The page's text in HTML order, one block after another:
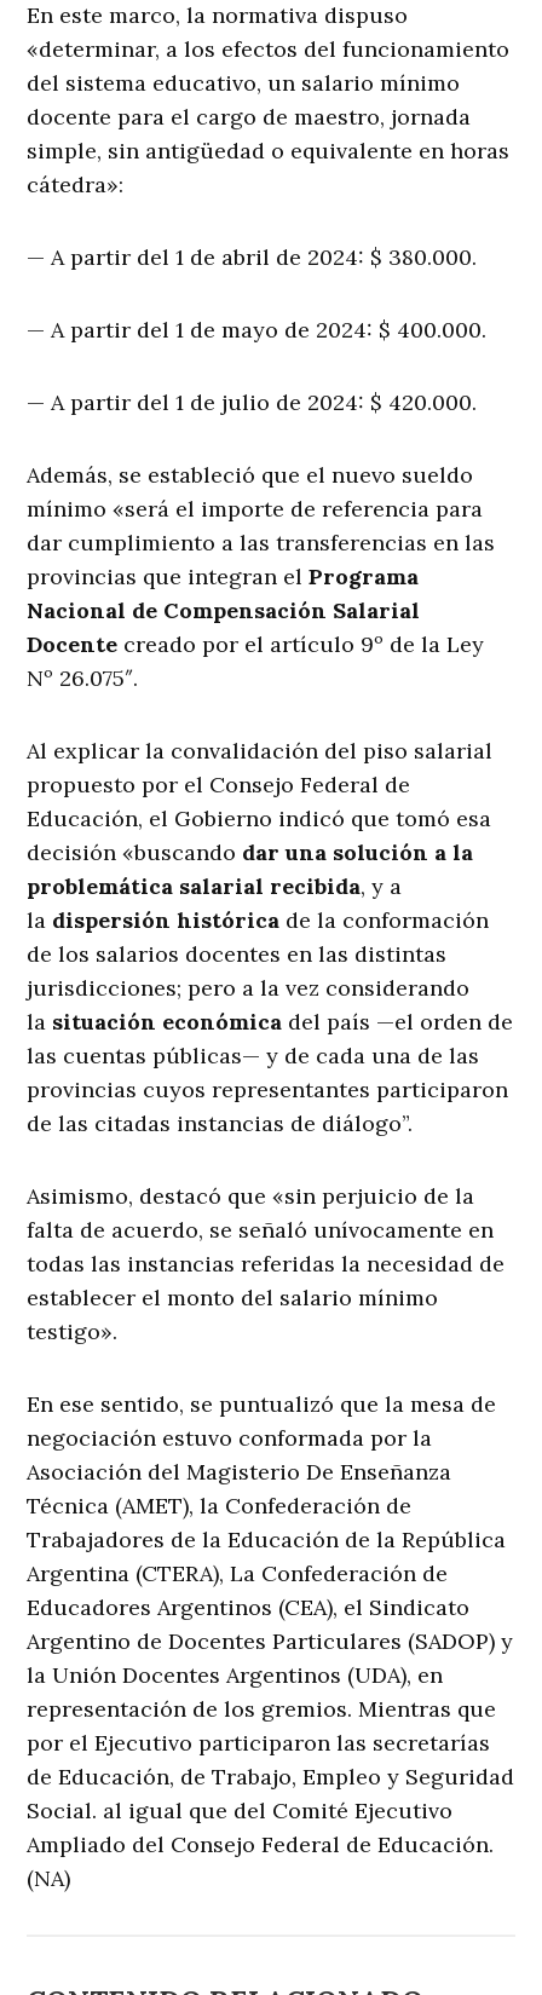
En este marco, la normativa dispuso
«determinar, a los efectos del funcionamiento
del sistema educativo, un salario mínimo
docente para el cargo de maestro, jornada
simple, sin antigüedad o equivalente en horas
cátedra»:
— A partir del 1 de abril de 2024: $ 380.000.
— A partir del 1 de mayo de 2024: $ 400.000.
— A partir del 1 de julio de 2024: $ 420.000.
Además, se estableció que el nuevo sueldo
mínimo «será el importe de referencia para
dar cumplimiento a las transferencias en las
provincias que integran elPrograma
Nacional de Compensación Salarial
Docente creado por el artículo 9º de la Ley
Nº 26.075″.
Al explicar la convalidación del piso salarial
propuesto por el Consejo Federal de
Educación, el Gobierno indicó que tomó esa
decisión «buscando dar una solución a la
problemática salarial recibida, y a
la dispersión histórica de la conformación
de los salarios docentes en las distintas
jurisdicciones; pero a la vez considerando
la situación económica del país —el orden de
las cuentas públicas— y de cada una de las
provincias cuyos representantes participaron
de las citadas instancias de diálogo”.
Asimismo, destacó que «sin perjuicio de la
falta de acuerdo, se señaló unívocamente en
todas las instancias referidas la necesidad de
establecer el monto del salario mínimo
testigo».
En ese sentido, se puntualizó que la mesa de
negociación estuvo conformada por la
Asociación del Magisterio De Enseñanza
Técnica (AMET), la Confederación de
Trabajadores de la Educación de la República
Argentina (CTERA), La Confederación de
Educadores Argentinos (CEA), el Sindicato
Argentino de Docentes Particulares (SADOP) y
la Unión Docentes Argentinos (UDA), en
representación de los gremios. Mientras que
por el Ejecutivo participaron las secretarías
de Educación, de Trabajo, Empleo y Seguridad
Social. al igual que del Comité Ejecutivo
Ampliado del Consejo Federal de Educación.
(NA)